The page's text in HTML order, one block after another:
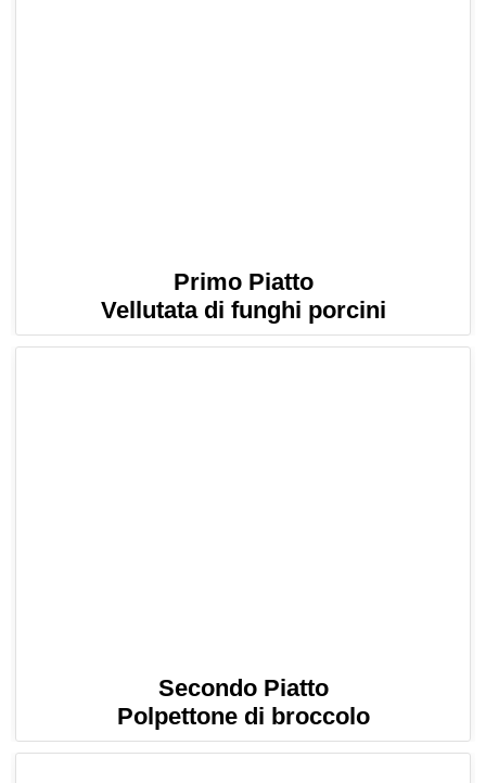
Primo Piatto
Vellutata di funghi porcini
Secondo Piatto
Polpettone di broccolo